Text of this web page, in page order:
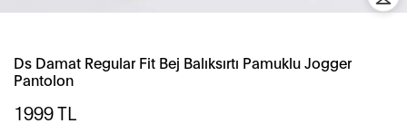
Ds Damat Regular Fit Bej Balıksırtı Pamuklu Jogger
Pantolon
1999TL